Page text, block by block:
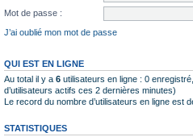
Mot de passe :
J’ai oublié mon mot de passe
QUI EST EN LIGNE
Au total il y a 6 utilisateurs en ligne : 0
d’utilisateurs actifs ces 2 dernières minutes)
Le record du nombre d’utilisateurs en ligne est
STATISTIQUES